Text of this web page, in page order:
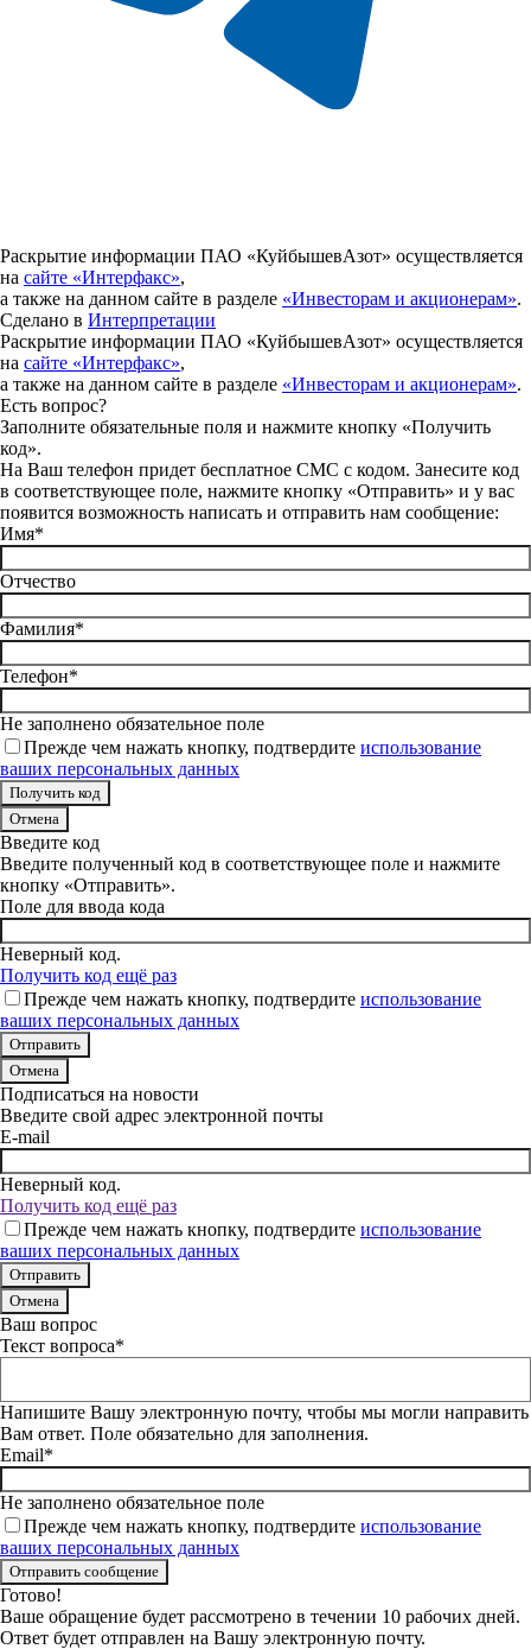
Раскрытие информации ПАО «КуйбышевАзот» осуществляется
на сайте «Интерфакс»,
а также на данном сайте в разделе «Инвесторам и акционерам».
Сделано в Интерпретации
Раскрытие информации ПАО «КуйбышевАзот» осуществляется
на сайте «Интерфакс»,
а также на данном сайте в разделе «Инвесторам и акционерам».
Есть вопрос?
Заполните обязательные поля и нажмите кнопку «Получить
код».
На Ваш телефон придет бесплатное СМС с кодом. Занесите код
в соответствующее поле, нажмите кнопку «Отправить» и у вас
появится возможность написать и отправить нам сообщение:
Имя*
Отчество
Фамилия*
Телефон*
Не заполнено обязательное поле
Прежде чем нажать кнопку, подтвердите использование
ваших персональных данных
Отмена
Введите код
Введите полученный код в соответствующее поле и нажмите
кнопку «Отправить».
Поле для ввода кода
Неверный код.
Получить код ещё раз
Прежде чем нажать кнопку, подтвердите использование
ваших персональных данных
Отмена
Подписаться на новости
Введите свой адрес электронной почты
E-mail
Неверный код.
Получить код ещё раз
Прежде чем нажать кнопку, подтвердите использование
ваших персональных данных
Отмена
Ваш вопрос
Текст вопроса*
Напишите Вашу электронную почту, чтобы мы могли направить
Вам ответ. Поле обязательно для заполнения.
Email*
Не заполнено обязательное поле
Прежде чем нажать кнопку, подтвердите использование
ваших персональных данных
Готово!
Ваше обращение будет рассмотрено в течении 10 рабочих дней.
Ответ будет отправлен на Вашу электронную почту.